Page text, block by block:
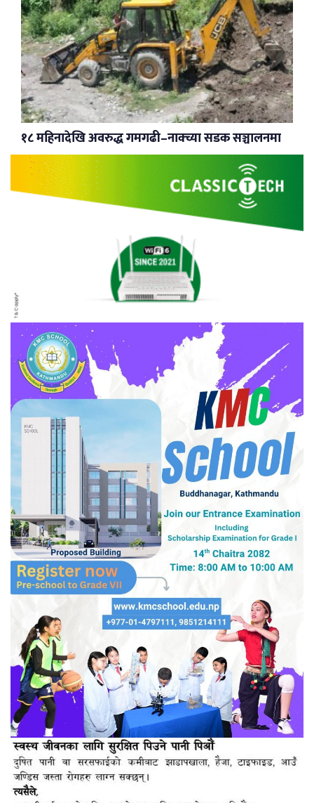
१८ महिनादेखि अवरुद्ध गमगढी–नाक्च्या सडक सञ्चालनमा